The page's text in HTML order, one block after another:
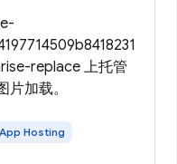
replace 上托管
加载。
Hosting